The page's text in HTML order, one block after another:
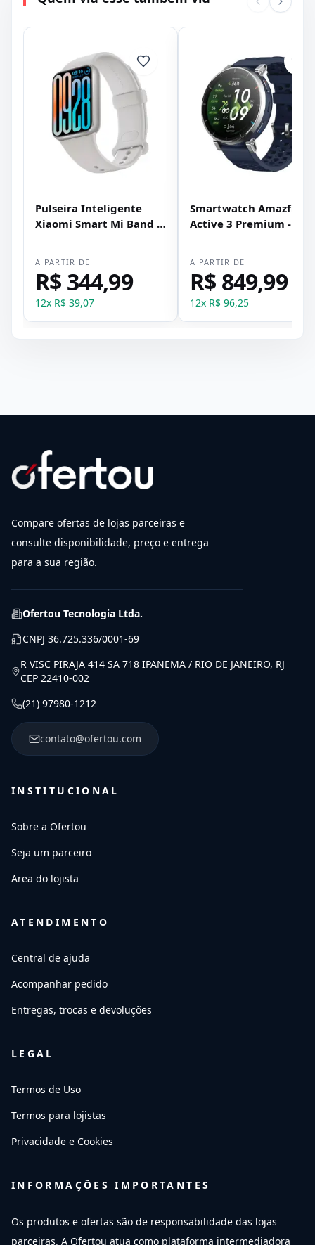
Pulseira Inteligente
Xiaomi Smart Mi Band 9
A PARTIR DE
R$ 344,99
12x R$ 39,07
Smartwatch Amazfit
Active 3 Premium -
A PARTIR DE
R$ 849,99
12x R$ 96,25
Compare ofertas de lojas parceiras e
consulte disponibilidade, preço e entrega
para a sua região.
Ofertou Tecnologia Ltda.
CNPJ 36.725.336/0001-69
R VISC PIRAJA 414 SA 718 IPANEMA / RIO DE JANEIRO, RJ
CEP 22410-002
(21) 97980-1212
contato@ofertou.com
INSTITUCIONAL
Sobre a Ofertou
Seja um parceiro
Area do lojista
ATENDIMENTO
Central de ajuda
Acompanhar pedido
Entregas, trocas e devoluções
LEGAL
Termos de Uso
Termos para lojistas
Privacidade e Cookies
INFORMAÇÕES IMPORTANTES
Os produtos e ofertas são de responsabilidade das lojas
parceiras. A Ofertou atua como plataforma intermediadora